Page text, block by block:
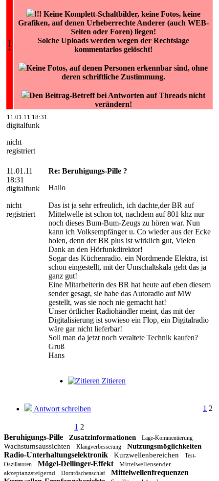
!
!!! Keine Komplett-Schaltbilder, keine Fotos, keine
Grafiken, auf denen Urheberrechte Anderer (auch WEB-
Seiten oder Foren) liegen!
Solche Uploads werden wegen der Rechtslage
kommentarlos gelöscht!
Keine Fotos, auf denen Personen erkennbar sind, ohne
deren schriftliche Zustimmung.
Den Beitrag-Betreff bei Antworten auf Threads nicht
verändern!
11.01.11 18:31
digitalfunk
nicht
registriert
11.01.11
18:31
digitalfunk
nicht
registriert
Re: Beruhigungs-Pille ?
Hallo
Das ist ja sehr erfreulich, ich dachte,der BR auf
Mittelwelle ist schon tot, nachdem auf 801 khz nur
noch dieses Bum-Bum-Zeugs zu hören war. Nun
kann ich Volksempfänger u. Co wieder aus der Ecke
holen, denn der BR plus ist wirklich gut, Vielen
Dank an den Hörfunkdirektor!
Sogar das Küchenradio. ein Nordmende Elektra, ist
schon eingestellt, mit der Umschaltskala geht das ja
ganz gut!
Eine Mitarbeiterin des BR hat heute auf eben diesem
sender gesagt, sie habe das Autoradio auf MW
gestellt, was sie noch nie gemacht hat!
Unser örtlicher Radiohändler meint, das mit der
Digitalisierung ist sowieso ein Flop, ein Digitalradio
wäre gar nicht lieferbar!
Soll man da jetzt noch veraltete Technik kaufen?
Gruß
Hans
Zitieren
Antwort schreiben 1 2
1 2
Beruhigungs-Pille
Zusatzinformationen Lage-Kommentierung
Wachstumsaussichten Klangverbesserung Nutzungsmöglichkeiten
Radio-Unterhaltungselektronik Kurzwellenbereichen
Test-
Oszillatoren
Mögel-Dellinger-Effekt
Mittelwellensender
akzeptanzsteigernd
Dornröschenschlaf
Mittelwellenfrequenzen